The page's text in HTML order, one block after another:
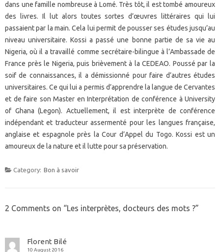
dans une famille nombreuse à Lomé. Très tôt, il est tombé amoureux
des livres. Il lut alors toutes sortes d’œuvres littéraires qui lui
passaient par la main. Cela lui permit de pousser ses études jusqu’au
niveau universitaire. Kossi a passé une bonne partie de sa vie au
Nigeria, où il a travaillé comme secrétaire-bilingue à l’Ambassade de
France près le Nigeria, puis brièvement à la CEDEAO. Poussé par la
soif de connaissances, il a démissionné pour faire d’autres études
universitaires. Ce qui lui a permis d’apprendre la langue de Cervantes
et de faire son Master en Interprétation de conférence à University
of Ghana (Legon). Actuellement, il est interprète de conférence
indépendant et traducteur assermenté pour les langues française,
anglaise et espagnole près la Cour d’Appel du Togo. Kossi est un
amoureux de la nature et il lutte pour sa préservation.
Category: Bon à savoir
2 Comments on “Les interprètes, docteurs des mots ?”
Florent Bilé
10 August 2016